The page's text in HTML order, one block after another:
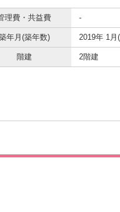
理費・共益費 -
年月(築年数) 2019年 1月
階建 2階建